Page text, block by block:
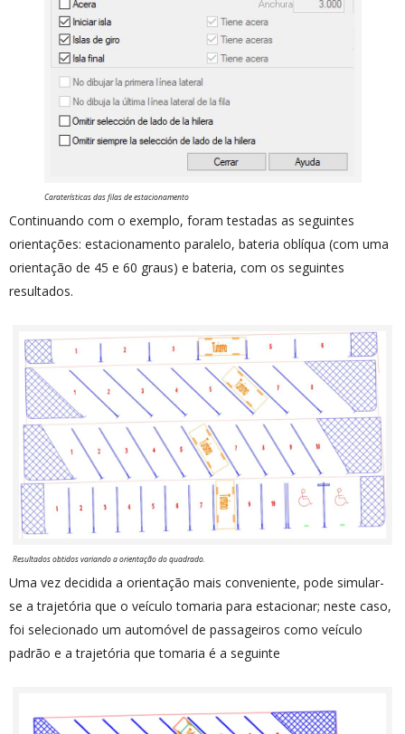
Caraterísticas das filas de estacionamento
Continuando com o exemplo, foram testadas as seguintes
orientações: estacionamento paralelo, bateria oblíqua (com uma
orientação de 45 e 60 graus) e bateria, com os seguintes
resultados.
Resultados obtidos variando a orientação do quadrado.
Uma vez decidida a orientação mais conveniente, pode simular-
se a trajetória que o veículo tomaria para estacionar; neste caso,
foi selecionado um automóvel de passageiros como veículo
padrão e a trajetória que tomaria é a seguinte